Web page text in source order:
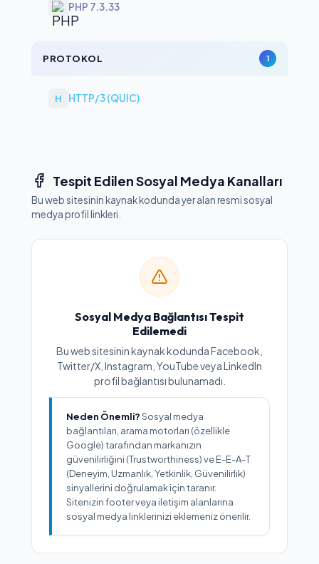
PHP 7.3.33
PROTOKOL 1
H HTTP/3 (QUIC)
Tespit Edilen Sosyal Medya Kanalları
Bu web sitesinin kaynak kodunda yer alan resmi sosyal
medya profil linkleri.
Sosyal Medya Bağlantısı Tespit
Edilemedi
Bu web sitesinin kaynak kodunda Facebook,
Twitter/X, Instagram, YouTube veya LinkedIn
profil bağlantısı bulunamadı.
Neden Önemli?Sosyal medya
bağlantıları, arama motorları (özellikle
Google) tarafından markanızın
güvenilirliğini (Trustworthiness) ve E-E-A-T
(Deneyim, Uzmanlık, Yetkinlik, Güvenilirlik)
sinyallerini doğrulamak için taranır.
Sitenizin footer veya iletişim alanlarına
sosyal medya linklerinizi eklemeniz önerilir.